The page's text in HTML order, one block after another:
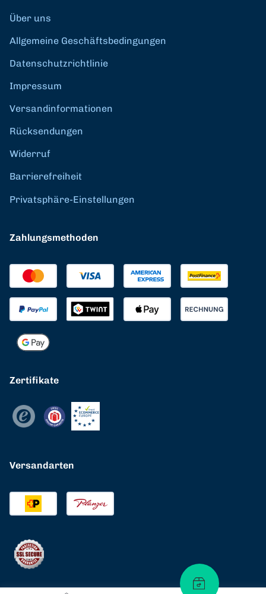
Über uns
Allgemeine Geschäftsbedingungen
Datenschutzrichtlinie
Impressum
Versandinformationen
Rücksendungen
Widerruf
Barrierefreiheit
Privatsphäre-Einstellungen
Zahlungsmethoden
Zertifikate
Versandarten